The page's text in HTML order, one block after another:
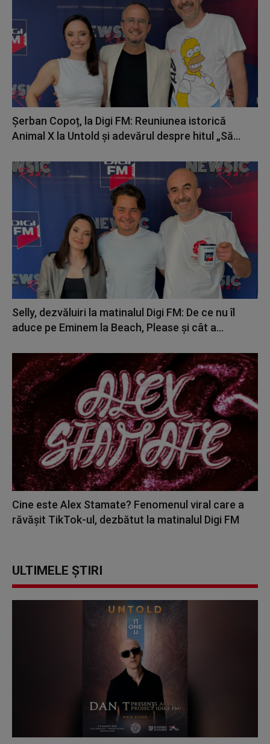
Șerban Copoț, la Digi FM: Reuniunea istorică
Animal X la Untold și adevărul despre hitul „Să...
Selly, dezvăluiri la matinalul Digi FM: De ce nu îl
aduce pe Eminem la Beach, Please și cât a...
Cine este Alex Stamate? Fenomenul viral care a
răvășit TikTok-ul, dezbătut la matinalul Digi FM
ULTIMELE ȘTIRI